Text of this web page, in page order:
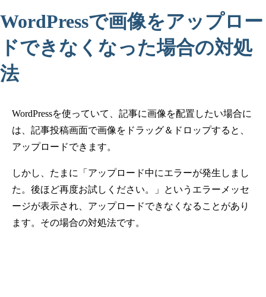
WordPressで画像をアップロー
ドできなくなった場合の対処
法
WordPressを使っていて、記事に画像を配置したい場合に
は、記事投稿画面で画像をドラッグ＆ドロップすると、
アップロードできます。
しかし、たまに「アップロード中にエラーが発生しまし
た。後ほど再度お試しください。」というエラーメッセ
ージが表示され、アップロードできなくなることがあり
ます。その場合の対処法です。